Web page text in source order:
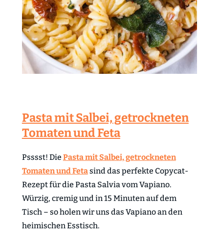
Pasta mit Salbei, getrockneten
Tomaten und Feta
Psssst! Die Pasta mit Salbei, getrockneten
Tomaten und Fetasind das perfekte Copycat-
Rezept für die Pasta Salvia vom Vapiano.
Würzig, cremig und in 15 Minuten auf dem
Tisch – so holen wir uns das Vapiano an den
heimischen Esstisch.